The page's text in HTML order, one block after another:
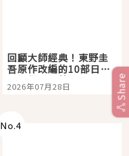
回顧大師經典！東野圭
吾原作改編的10部日本
影視作品推薦
2026年07月28日
No.4
Share